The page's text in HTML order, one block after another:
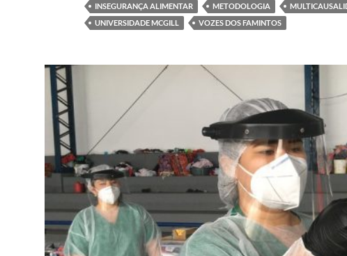
INSEGURANÇA ALIMENTAR
METODOLOGIA
UNIVERSIDADE MCGILL
VOZES DOS FAMINTOS